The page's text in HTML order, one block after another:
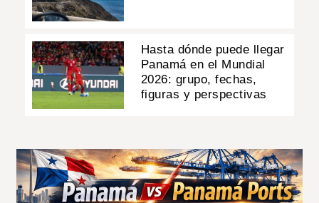
Hasta dónde puede llegar
Panamá en el Mundial
2026: grupo, fechas,
figuras y perspectivas